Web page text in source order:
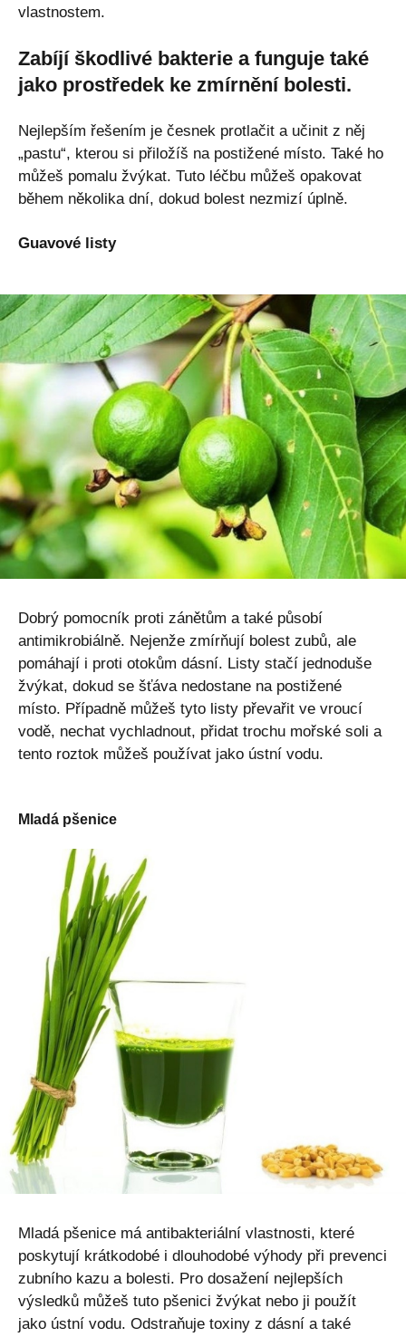
vlastnostem.
Zabíjí škodlivé bakterie a funguje také
jako prostředek ke zmírnění bolesti.
Nejlepším řešením je česnek protlačit a učinit z něj
„pastu“, kterou si přiložíš na postižené místo. Také ho
můžeš pomalu žvýkat. Tuto léčbu můžeš opakovat
během několika dní, dokud bolest nezmizí úplně.
Guavové listy
Dobrý pomocník proti zánětům a také působí
antimikrobiálně. Nejenže zmírňují bolest zubů, ale
pomáhají i proti otokům dásní. Listy stačí jednoduše
žvýkat, dokud se šťáva nedostane na postižené
místo. Případně můžeš tyto listy převařit ve vroucí
vodě, nechat vychladnout, přidat trochu mořské soli a
tento roztok můžeš používat jako ústní vodu.
Mladá pšenice
Mladá pšenice má antibakteriální vlastnosti, které
poskytují krátkodobé i dlouhodobé výhody při prevenci
zubního kazu a bolesti. Pro dosažení nejlepších
výsledků můžeš tuto pšenici žvýkat nebo ji použít
jako ústní vodu. Odstraňuje toxiny z dásní a také